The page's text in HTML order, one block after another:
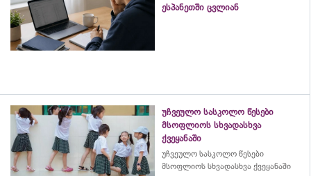
ესპანეთში ცვლიან
უჩვეულო სასკოლო წესები
მსოფლიოს სხვადასხვა
ქვეყანაში
უჩვეულო სასკოლო წესები
მსოფლიოს სხვადასხვა ქვეყანაში